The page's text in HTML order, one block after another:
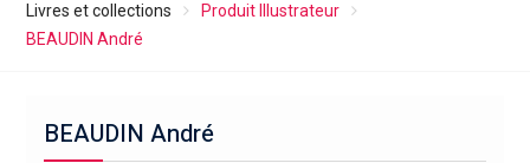
Livres et collections
Produit Illustrateur
BEAUDIN André
BEAUDIN André